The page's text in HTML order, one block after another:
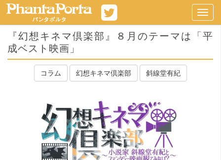
『幻想キネマ倶楽部』８月のテーマは「平
成ベスト映画」
コラム 幻想キネマ倶楽部 斜線堂有紀